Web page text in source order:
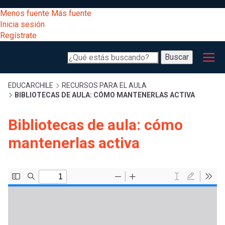
al
contenido
principal
[Educarchile
Escritorio]
Menú
entrar
a
Menos fuente Más fuente
Inicia sesión
Regístrate
Buscar
Buscar
Menú
principal
Desarrollo
Expand
Gestión
Expand
Comunidad
Expand
Expand
Sobrescribir
enlaces
de
ayuda
EDUCARCHILE
RECURSOS PARA EL AULA
BIBLIOTECAS DE AULA: CÓMO MANTENERLAS ACTIVA
Bibliotecas de aula: cómo
mantenerlas activaregistrarte.